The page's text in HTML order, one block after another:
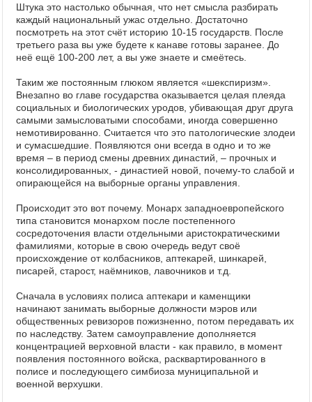
Штука это настолько обычная, что нет смысла разбирать
каждый национальный ужас отдельно. Достаточно
посмотреть на этот счёт историю 10-15 государств. После
третьего раза вы уже будете к канаве готовы заранее. До
неё ещё 100-200 лет, а вы уже знаете и смеётесь.
Таким же постоянным глюком является «шекспиризм».
Внезапно во главе государства оказывается целая плеяда
социальных и биологических уродов, убивающая друг друга
самыми замысловатыми способами, иногда совершенно
немотивированно. Считается что это патологические злодеи
и сумасшедшие. Появляются они всегда в одно и то же
время – в период смены древних династий, – прочных и
консолидированных, - династией новой, почему-то слабой и
опирающейся на выборные органы управления.
Происходит это вот почему. Монарх западноевропейского
типа становится монархом после постепенного
сосредоточения власти отдельными аристократическими
фамилиями, которые в свою очередь ведут своё
происхождение от колбасников, аптекарей, шинкарей,
писарей, старост, наёмников, лавочников и т.д.
Сначала в условиях полиса аптекари и каменщики
начинают занимать выборные должности мэров или
общественных ревизоров пожизненно, потом передавать их
по наследству. Затем самоуправление дополняется
концентрацией верховной власти - как правило, в момент
появления постоянного войска, расквартированного в
полисе и последующего симбиоза муниципальной и
военной верхушки.